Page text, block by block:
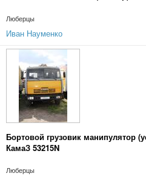
Люберцы
Иван Науменко
Бортовой грузовик манипулятор
КамаЗ 53215N
Люберцы